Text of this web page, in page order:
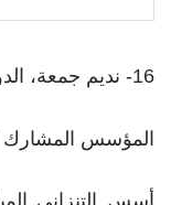
16- نديم جمعة، الدولة: تنزانيا
المؤسس المشارك